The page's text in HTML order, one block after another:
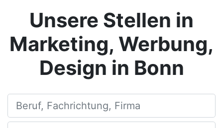
Unsere Stellen in
Marketing, Werbung,
Design in Bonn
Beruf, Fachrichtung, Firma